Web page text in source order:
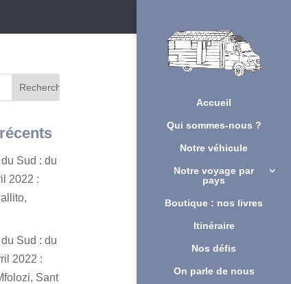
Accueil
Qui sommes-nous ?
Notre véhicule
Notre voyage par
pays
Boutique : nos livres
Itinéraire
Nos défis
On parle de nous
Sud : du
2022 :
Sud : du
2022 :
Sant